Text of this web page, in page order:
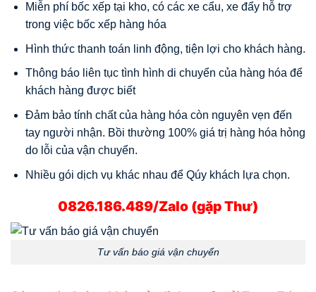
Miễn phí bốc xếp tại kho, có các xe cẩu, xe đẩy hỗ trợ
trong việc bốc xếp hàng hóa
Hình thức thanh toán linh động, tiện lợi cho khách hàng.
Thông báo liên tục tình hình di chuyển của hàng hóa để
khách hàng được biết
Đảm bảo tính chất của hàng hóa còn nguyên vẹn đến
tay người nhận. Bồi thường 100% giá trị hàng hóa hỏng
do lỗi của vận chuyển.
Nhiều gói dịch vụ khác nhau để Qúy khách lựa chọn.
0826.186.489/Zalo (gặp Thư)
Tư vấn báo giá vận chuyển